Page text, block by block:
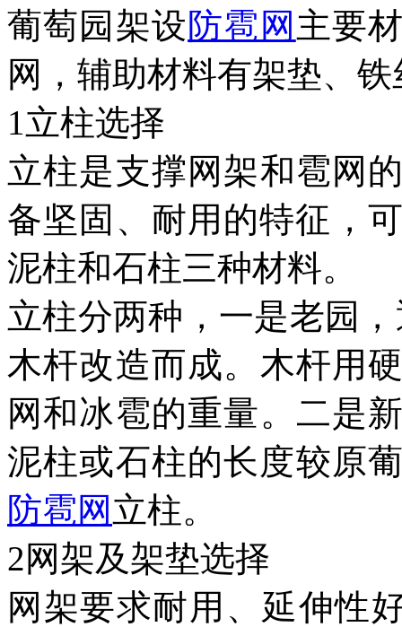
葡萄园架设防雹网 主要
网，辅助材料有架垫、
1立柱选择
立柱是支撑网架和雹网
备坚固、耐用的特征，
泥柱和石柱三种材料。
立柱分两种，一是老园
木杆改造而成。木杆用
网和冰雹的重量。二是
泥柱或石柱的长度较原
防雹网 立柱。
2网架及架垫选择
网架要求耐用、延伸性